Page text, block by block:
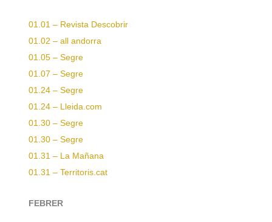
01.01 – Revista Descobrir
01.02 – all andorra
01.05 – Segre
01.07 – Segre
01.24 – Segre
01.24 – Lleida.com
01.30 – Segre
01.30 – Segre
01.31 – La Mañana
01.31 – Territoris.cat
FEBRER